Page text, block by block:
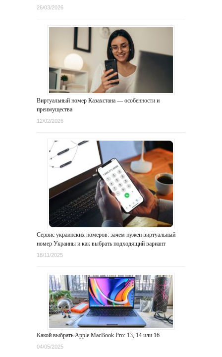
26/03/2026
Виртуальный номер Казахстана — особенности и
преимущества
12/02/2026
Сервис украинских номеров: зачем нужен виртуальный
номер Украины и как выбрать подходящий вариант
18/11/2025
Какой выбрать Apple MacBook Pro: 13, 14 или 16
04/05/2025